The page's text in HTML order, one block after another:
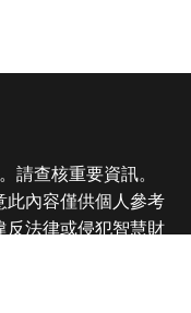
請查核重要資訊。
內容僅供個人參考
反法律或侵犯智慧財